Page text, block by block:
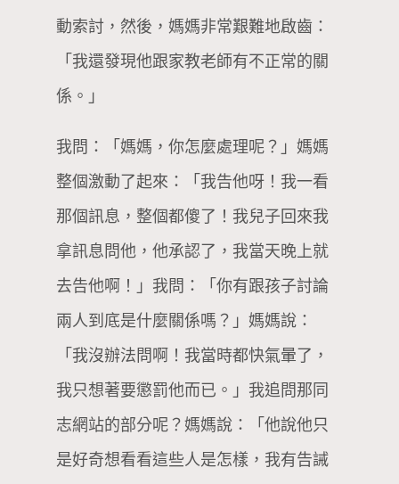
動索討，然後，媽媽非常艱難地啟齒：
「我還發現他跟家教老師有不正常的關
係。」
我問：「媽媽，你怎麼處理呢？」媽媽
整個激動了起來：「我告他呀！我一看
那個訊息，整個都傻了！我兒子回來我
拿訊息問他，他承認了，我當天晚上就
去告他啊！」我問：「你有跟孩子討論
兩人到底是什麼關係嗎？」媽媽說：
「我沒辦法問啊！我當時都快氣暈了，
我只想著要懲罰他而已。」我追問那同
志網站的部分呢？媽媽說：「他說他只
是好奇想看看這些人是怎樣，我有告誡